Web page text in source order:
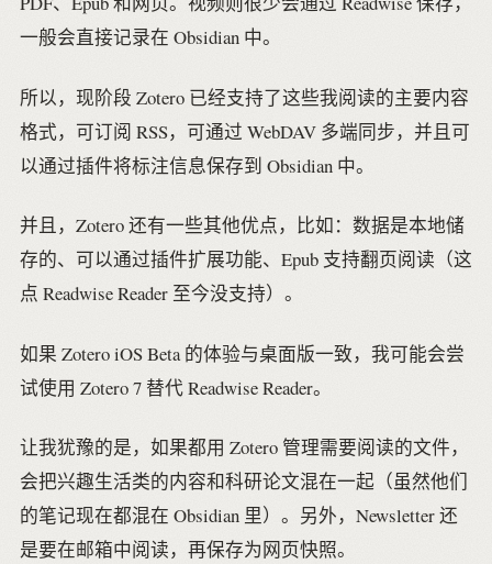
一般会直接记录在 Obsidian 中。
所以，现阶段 Zotero 已经支持了这些我阅读的主要内容
格式，可订阅 RSS，可通过 WebDAV 多端同步，并且可
以通过插件将标注信息保存到 Obsidian 中。
并且，Zotero 还有一些其他优点，比如：数据是本地储
存的、可以通过插件扩展功能、Epub 支持翻页阅读（这
点 Readwise Reader 至今没支持）。
如果 Zotero iOS Beta 的体验与桌面版一致，我可能会尝
试使用 Zotero 7 替代 Readwise Reader。
让我犹豫的是，如果都用 Zotero 管理需要阅读的文件，
会把兴趣生活类的内容和科研论文混在一起（虽然他们
的笔记现在都混在 Obsidian 里）。另外，Newsletter 还
是要在邮箱中阅读，再保存为网页快照。